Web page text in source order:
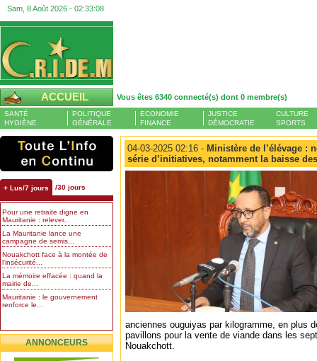
Sam, 8 Août 2026 - 02:33:08
ACCUEIL Vous êtes 6340 connecté(s) dont 0 membre(s)
SANTÉ
HYGIÈNE
POLITIQUE
GÉNÉRALE
ECONOMIE
FINANCE
JUSTICE
DÉMOCRATIE
CULTURE
SPORTS
+ Lus/7 jours /30 jours
Pour une retraite digne en
Mauritanie : relever...
La Mauritanie lance une
campagne de semis...
Nouakchott face à la montée de
l’insécurité...
La mémoire effacée : quand la
mairie de...
Mauritanie : le gouvernement
renforce le...
ANNONCEURS
04-03-2025 02:16 - Ministère de l’élévage :
série d’initiatives, notamment la baisse
anciennes ouguiyas par kilogramme, en plus
pavillons pour la vente de viande dans les
Nouakchott.